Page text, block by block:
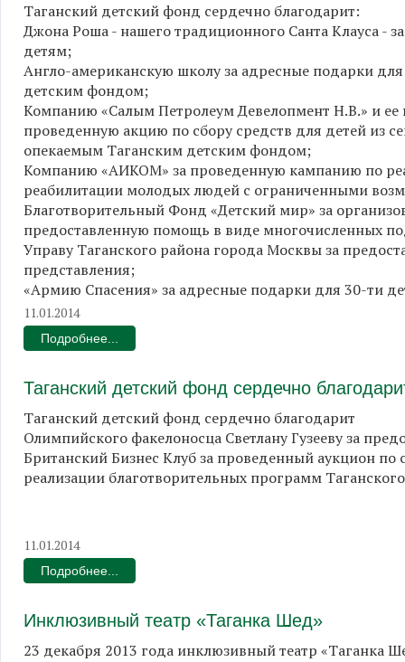
Таганский детский фонд сердечно благодарит:
Джона Роша - нашего традиционного Санта Клауса -
детям;
Англо-американскую школу за адресные подарки
детским фондом;
Компанию «Салым Петролеум Девелопмент Н.В.» и ее
проведенную акцию по сбору средств для детей из
опекаемым Таганским детским фондом;
Компанию «АИКОМ» за проведенную кампанию по
реабилитации молодых людей с ограниченными
Благотворительный Фонд «Детский мир» за
предоставленную помощь в виде многочисленных
Управу Таганского района города Москвы за
представления;
«Армию Спасения» за адресные подарки для 30-ти
11.01.2014
Подробнее...
Таганский детский фонд сердечно
Таганский детский фонд сердечно благодарит
Олимпийского факелоносца Светлану Гузееву за
Британский Бизнес Клуб за проведенный аукцион по
реализации благотворительных программ
11.01.2014
Подробнее...
Инклюзивный театр «Таганка Шед»
23 декабря 2013 года инклюзивный театр «Таганка